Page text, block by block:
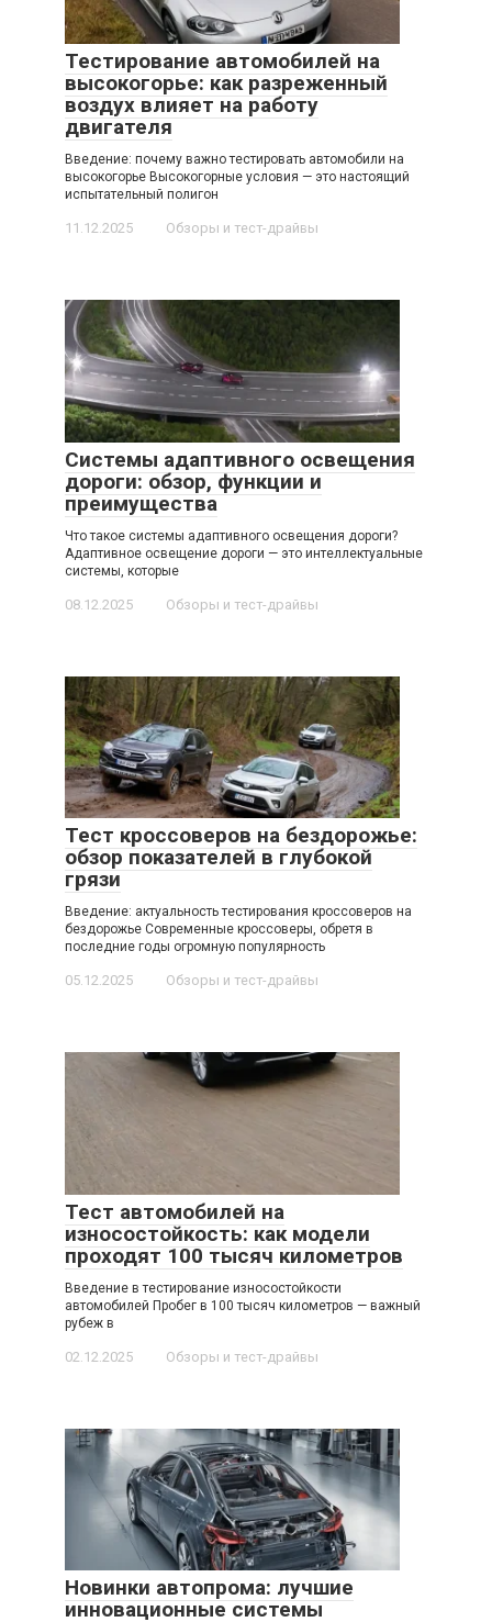
Тестирование автомобилей на
высокогорье: как разреженный
воздух влияет на работу
двигателя
Введение: почему важно тестировать автомобили на
высокогорье Высокогорные условия — это настоящий
испытательный полигон
11.12.2025 Обзоры и тест-драйвы
Системы адаптивного освещения
дороги: обзор, функции и
преимущества
Что такое системы адаптивного освещения дороги?
Адаптивное освещение дороги — это интеллектуальные
системы, которые
08.12.2025 Обзоры и тест-драйвы
Тест кроссоверов на бездорожье:
обзор показателей в глубокой
грязи
Введение: актуальность тестирования кроссоверов на
бездорожье Современные кроссоверы, обретя в
последние годы огромную популярность
05.12.2025 Обзоры и тест-драйвы
Тест автомобилей на
износостойкость: как модели
проходят 100 тысяч километров
Введение в тестирование износостойкости
автомобилей Пробег в 100 тысяч километров — важный
рубеж в
02.12.2025 Обзоры и тест-драйвы
Новинки автопрома: лучшие
инновационные системы